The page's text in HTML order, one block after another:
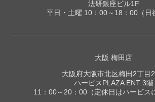
法研銀座ビル1F
平日・土曜 10：00～18：00（日
大阪 梅田店
大阪府大阪市北区梅田2丁目
ハービスPLAZA ENT 3階
11：00～20：00（定休日はハービス